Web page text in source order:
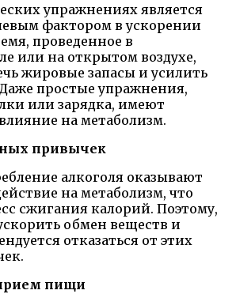
упражнениях является
фактором в ускорении
проведенное в
или на открытом воздухе,
жировые запасы и усилить
простые упражнения,
или зарядка, имеют
на метаболизм.
привычек
алкоголя оказывают
на метаболизм, что
сжигания калорий. Поэтому,
обмен веществ и
отказаться от этих
пищи